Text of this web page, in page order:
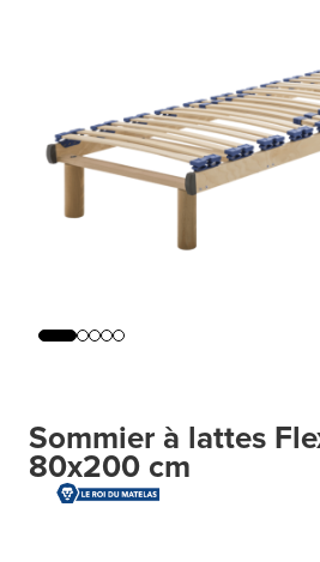
Sommier à lattes
80x200 cm